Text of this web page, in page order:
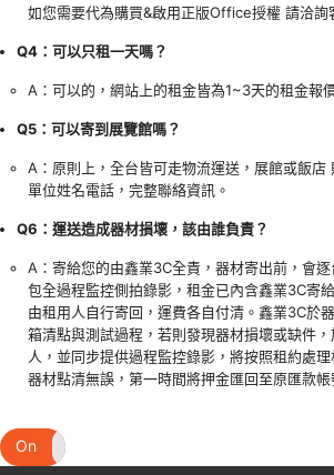
如您需要代為購買&啟用正版Office授權 請洽詢
Q4：可以只租一天嗎？
A：可以的，網站上的租金皆為1~3天的租金報
Q5：可以寄到展覽館嗎？
A：原則上，全台皆可走物流運送，展館或飯店
單位姓名電話，完整聯絡資訊。
Q6：運送造成器材損壞，該由誰負責？
A：寄給您的由鑫業3C全責，器材寄出前，會
包全過程監控側拍錄影，租金已內含鑫業3C寄
由租用人自行寄回，運費各自付清。鑫業3C於
箱清點與測試過程，若則發現器材損壞或缺件
人，並同步提供過程監控錄影，將按照租約處理
器材點清無誤，第一時間將押金匯回至原匯款帳
On